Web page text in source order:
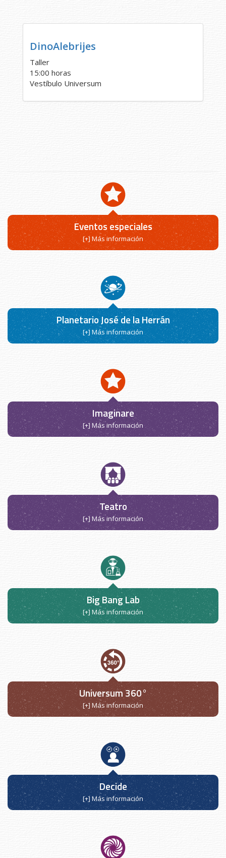
DinoAlebrijes
Taller
15:00 horas
Vestíbulo Universum
Eventos especiales
[+] Más información
Planetario José de la Herrán
[+] Más información
Imaginare
[+] Más información
Teatro
[+] Más información
Big Bang Lab
[+] Más información
Universum 360°
[+] Más información
Decide
[+] Más información